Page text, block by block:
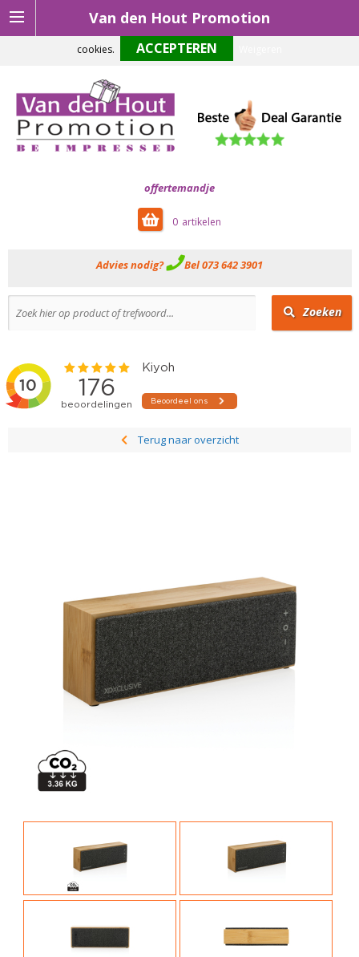
Van den Hout Promotion
offertemandje
0
Advies nodig? Bel 073 642 3901
Zoeken
Terug naar overzicht
Om onze website optimaal te laten functioneren maken wij gebruik van
cookies.